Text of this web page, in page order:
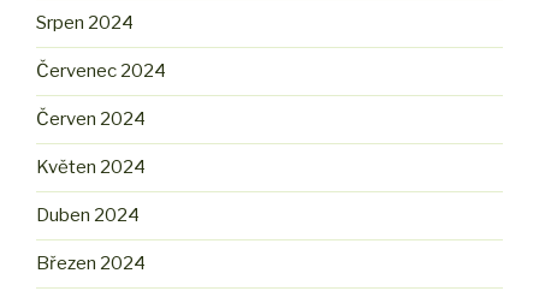
Srpen 2024
Červenec 2024
Červen 2024
Květen 2024
Duben 2024
Březen 2024